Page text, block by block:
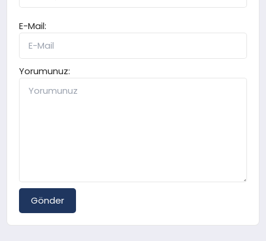
E-Mail:
Yorumunuz:
Gönder